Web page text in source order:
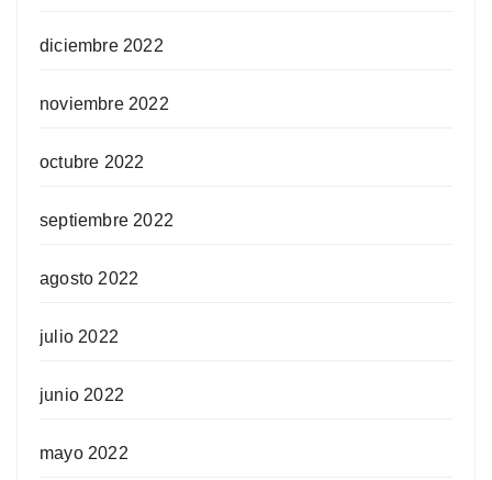
diciembre 2022
noviembre 2022
octubre 2022
septiembre 2022
agosto 2022
julio 2022
junio 2022
mayo 2022